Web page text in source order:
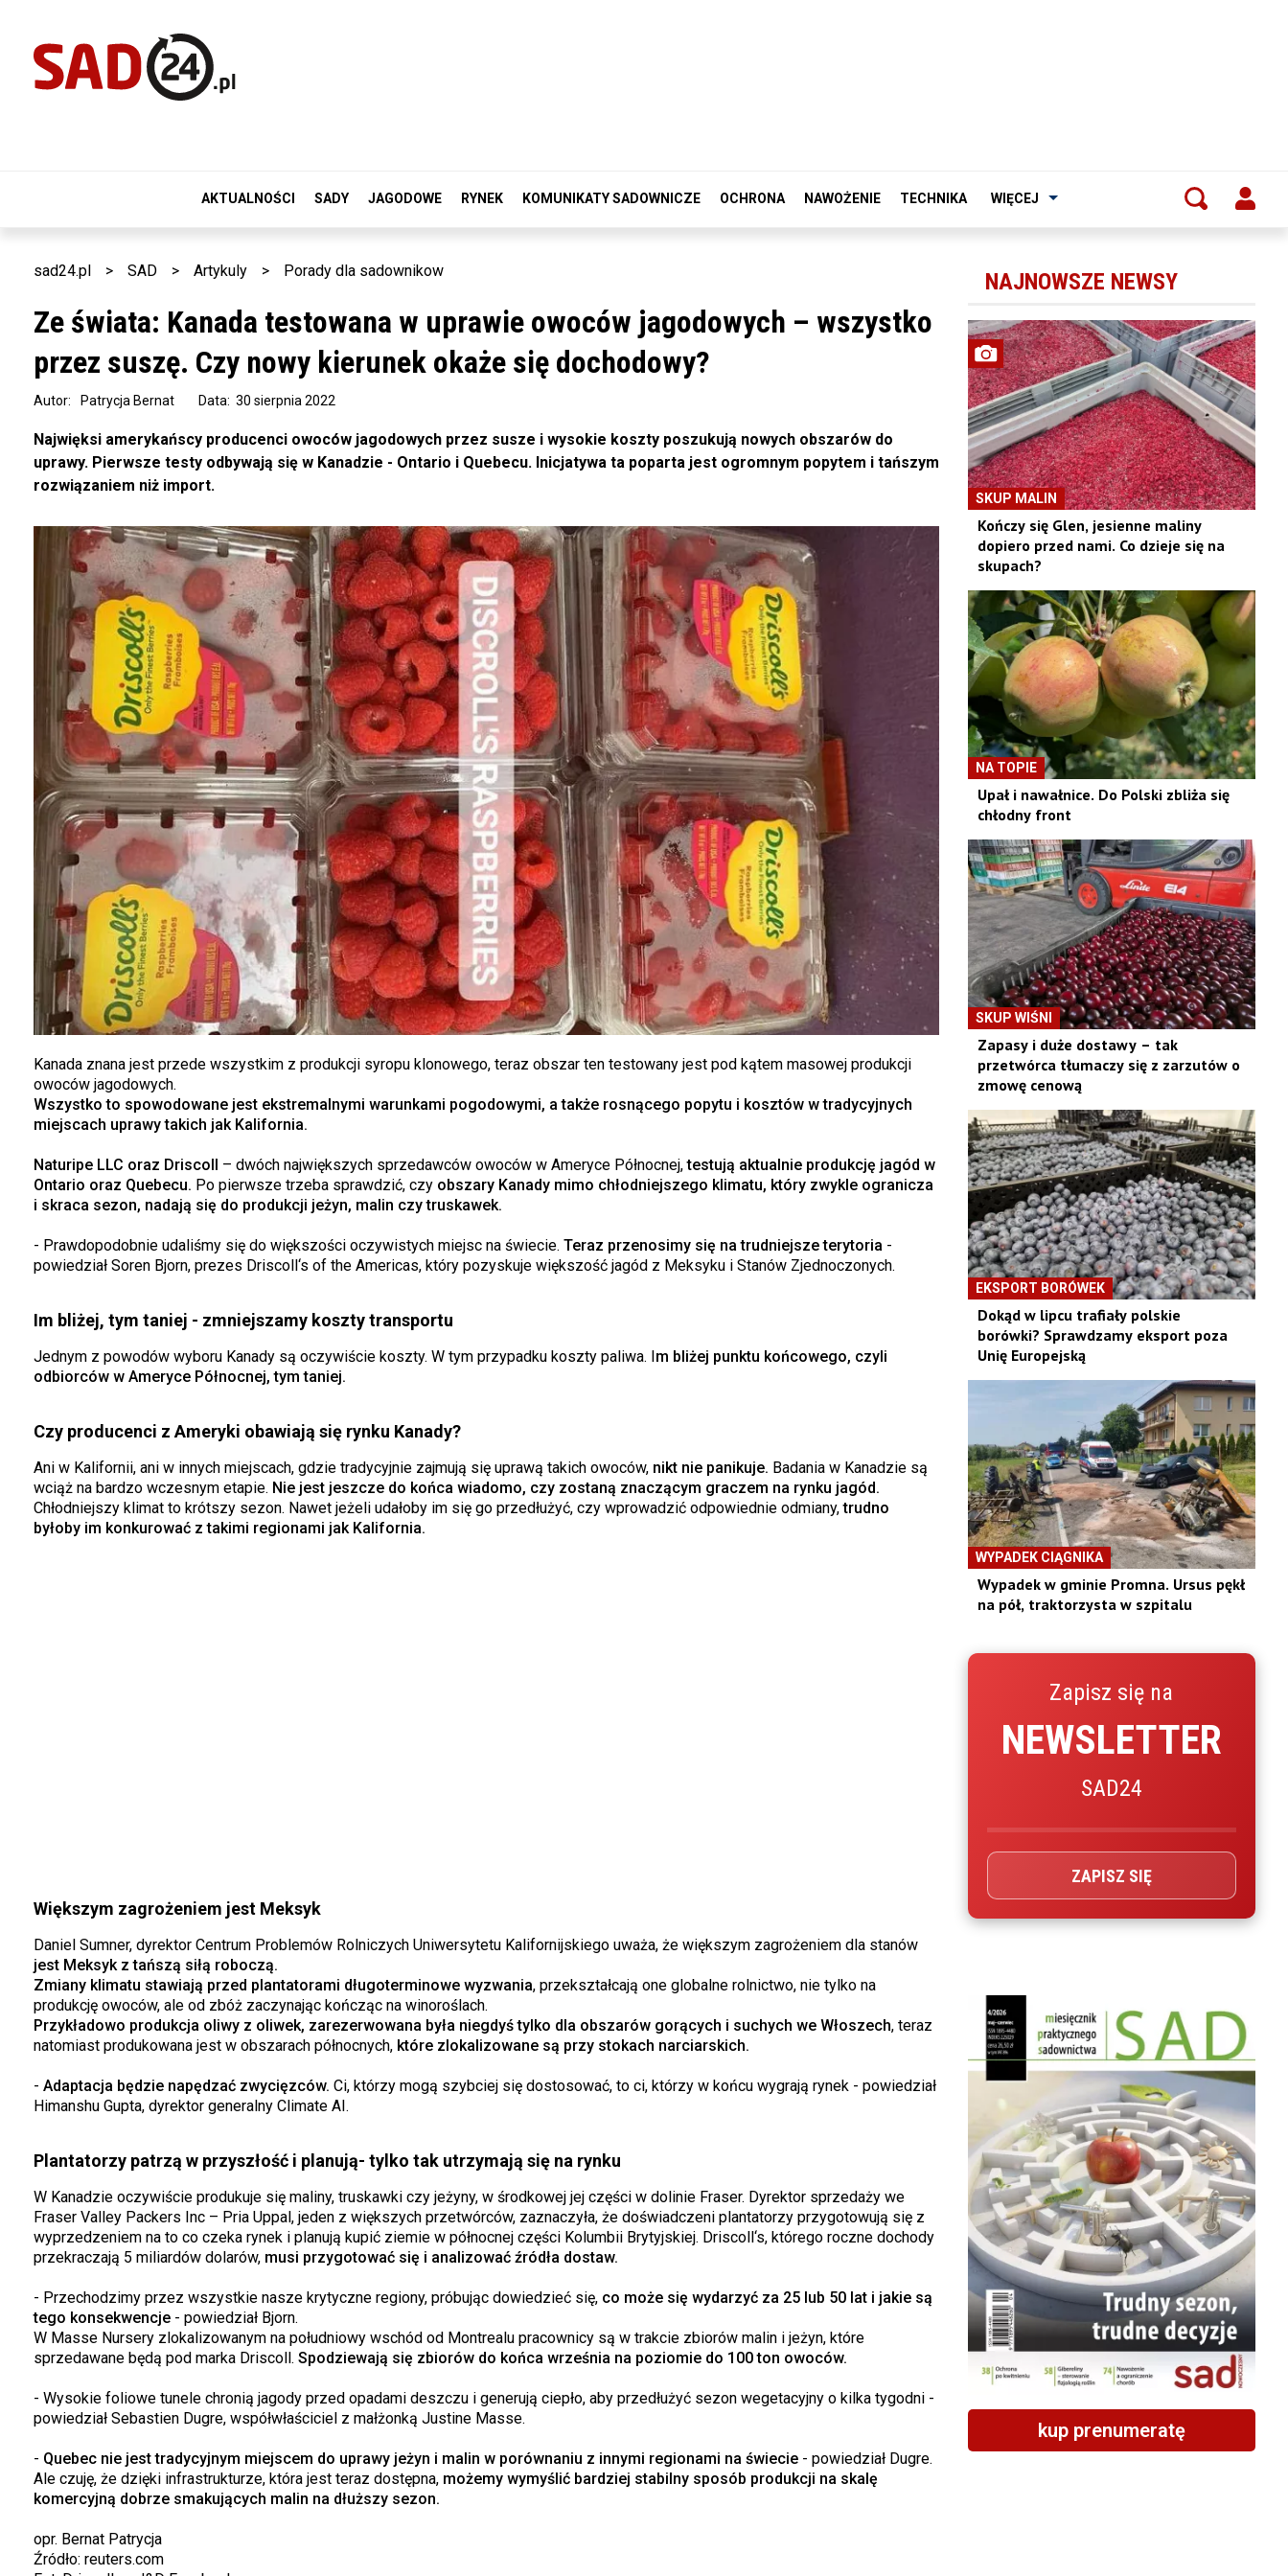
AKTUALNOŚCI SADY JAGODOWE RYNEK KOMUNIKATY SADOWNICZE OCHRONA NAWOŻENIE TECHNIKA WIĘCEJ
sad24.pl > SAD > Artykuly > Porady dla sadownikow
Ze świata: Kanada testowana w uprawie owoców jagodowych – wszystko
przez suszę. Czy nowy kierunek okaże się dochodowy?
Data: 30 sierpnia 2022
Autor: Patrycja Bernat
Najwięksi amerykańscy producenci owoców jagodowych przez susze i wysokie koszty poszukują nowych obszarów do
uprawy. Pierwsze testy odbywają się w Kanadzie - Ontario i Quebecu. Inicjatywa ta poparta jest ogromnym popytem i tańszym
rozwiązaniem niż import.
Kanada znana jest przede wszystkim z produkcji syropu klonowego, teraz obszar ten testowany jest pod kątem masowej produkcji
owoców jagodowych.
Wszystko to spowodowane jest ekstremalnymi warunkami pogodowymi, a także rosnącego popytu i kosztów w tradycyjnych
miejscach uprawy takich jak Kalifornia.
Naturipe LLC oraz Driscoll – dwóch największych sprzedawców owoców w Ameryce Północnej,testują aktualnie produkcję jagód w
Ontario oraz Quebecu. Po pierwsze trzeba sprawdzić, czy obszary Kanady mimo chłodniejszego klimatu, który zwykle ogranicza
i skraca sezon, nadają się do produkcji jeżyn, malin czy truskawek.
- Prawdopodobnie udaliśmy się do większości oczywistych miejsc na świecie. Teraz przenosimy się na trudniejsze terytoria -
powiedział Soren Bjorn, prezes Driscoll‘s of the Americas, który pozyskuje większość jagód z Meksyku i Stanów Zjednoczonych.
Im bliżej, tym taniej - zmniejszamy koszty transportu
Jednym z powodów wyboru Kanady są oczywiście koszty. W tym przypadku koszty paliwa. Im bliżej punktu końcowego, czyli
odbiorców w Ameryce Północnej, tym taniej.
Czy producenci z Ameryki obawiają się rynku Kanady?
Ani w Kalifornii, ani w innych miejscach, gdzie tradycyjnie zajmują się uprawą takich owoców,nikt nie panikuje. Badania w Kanadzie są
wciąż na bardzo wczesnym etapie. Nie jest jeszcze do końca wiadomo, czy zostaną znaczącym graczem na rynku jagód.
Chłodniejszy klimat to krótszy sezon. Nawet jeżeli udałoby im się go przedłużyć, czy wprowadzić odpowiednie odmiany,trudno
byłoby im konkurować z takimi regionami jak Kalifornia.
Większym zagrożeniem jest Meksyk
Daniel Sumner, dyrektor Centrum Problemów Rolniczych Uniwersytetu Kalifornijskiego uważa, że większym zagrożeniem dla stanów
jest Meksyk z tańszą siłą roboczą.
Zmiany klimatu stawiają przed plantatorami długoterminowe wyzwania, przekształcają one globalne rolnictwo, nie tylko na
produkcję owoców, ale od zbóż zaczynając kończąc na winoroślach.
Przykładowo produkcja oliwy z oliwek, zarezerwowana była niegdyś tylko dla obszarów gorących i suchych we Włoszech, teraz
natomiast produkowana jest w obszarach północnych,które zlokalizowane są przy stokach narciarskich.
- Adaptacja będzie napędzać zwycięzców. Ci, którzy mogą szybciej się dostosować, to ci, którzy w końcu wygrają rynek - powiedział
Himanshu Gupta, dyrektor generalny Climate AI.
Plantatorzy patrzą w przyszłość i planują- tylko tak utrzymają się na rynku
W Kanadzie oczywiście produkuje się maliny, truskawki czy jeżyny, w środkowej jej części w dolinie Fraser. Dyrektor sprzedaży we
Fraser Valley Packers Inc – Pria Uppal, jeden z większych przetwórców, zaznaczyła, że doświadczeni plantatorzy przygotowują się z
wyprzedzeniem na to co czeka rynek i planują kupić ziemie w północnej części Kolumbii Brytyjskiej. Driscoll‘s, którego roczne dochody
przekraczają 5 miliardów dolarów, musi przygotować się i analizować źródła dostaw.
- Przechodzimy przez wszystkie nasze krytyczne regiony, próbując dowiedzieć się,co może się wydarzyć za 25 lub 50 lat i jakie są
tego konsekwencje - powiedział Bjorn.
W Masse Nursery zlokalizowanym na południowy wschód od Montrealu pracownicy są w trakcie zbiorów malin i jeżyn, które
sprzedawane będą pod marka Driscoll. Spodziewają się zbiorów do końca września na poziomie do 100 ton owoców.
- Wysokie foliowe tunele chronią jagody przed opadami deszczu i generują ciepło, aby przedłużyć sezon wegetacyjny o kilka tygodni -
powiedział Sebastien Dugre, współwłaściciel z małżonką Justine Masse.
- Quebec nie jest tradycyjnym miejscem do uprawy jeżyn i malin w porównaniu z innymi regionami na świecie- powiedział Dugre.
Ale czuję, że dzięki infrastrukturze, która jest teraz dostępna, możemy wymyślić bardziej stabilny sposób produkcji na skalę
komercyjną dobrze smakujących malin na dłuższy sezon.
opr. Bernat Patrycja
Źródło: reuters.com
NAJNOWSZE NEWSY
SKUP MALIN
Kończy się Glen, jesienne maliny
dopiero przed nami. Co dzieje się na
skupach?
NA TOPIE
Upał i nawałnice. Do Polski zbliża się
chłodny front
SKUP WIŚNI
Zapasy i duże dostawy – tak
przetwórca tłumaczy się z zarzutów o
zmowę cenową
EKSPORT BORÓWEK
Dokąd w lipcu trafiały polskie
borówki? Sprawdzamy eksport poza
Unię Europejską
WYPADEK CIĄGNIKA
Wypadek w gminie Promna. Ursus pękł
na pół, traktorzysta w szpitalu
Zapisz się na
NEWSLETTER
SAD24
ZAPISZ SIĘ
kup prenumeratę